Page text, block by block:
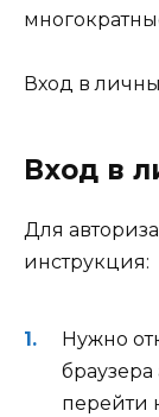
Вход в
Вход в
Для
инструкция:
Нужно
перейти